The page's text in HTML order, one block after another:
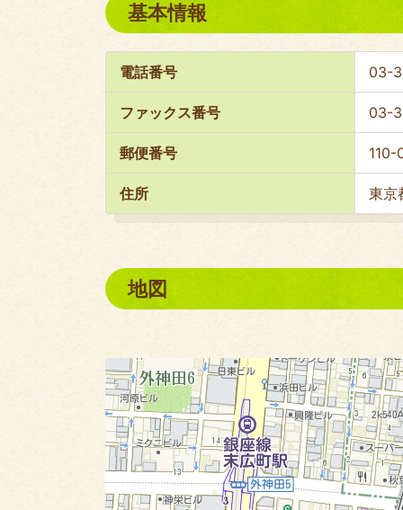
基本情報
電話番号 03-
ファックス番号 03-
郵便番号 110-
住所 東京
地図